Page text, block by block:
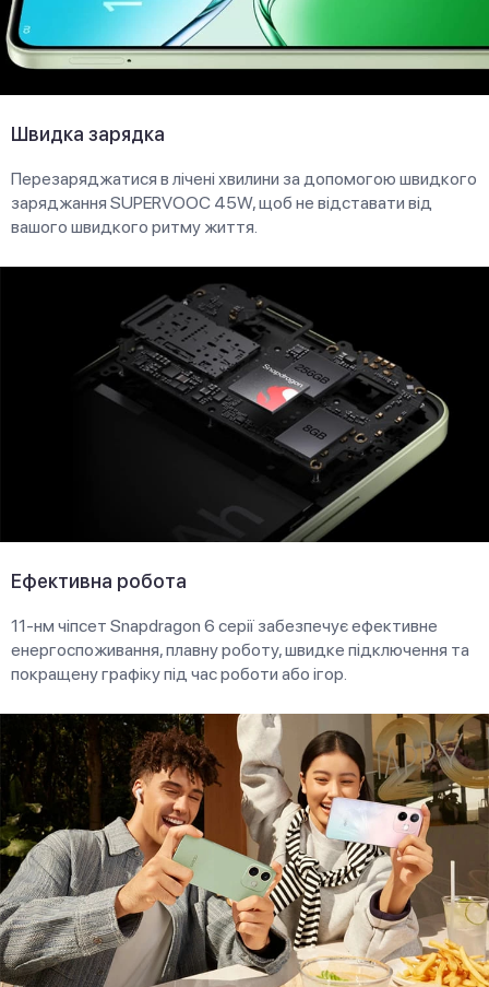
Швидка зарядка
Перезаряджатися в лічені хвилини за допомогою швидкого
заряджання SUPERVOOC 45W, щоб не відставати від
вашого швидкого ритму життя.
Ефективна робота
11-нм чіпсет Snapdragon 6 серії забезпечує ефективне
енергоспоживання, плавну роботу, швидке підключення та
покращену графіку під час роботи або ігор.